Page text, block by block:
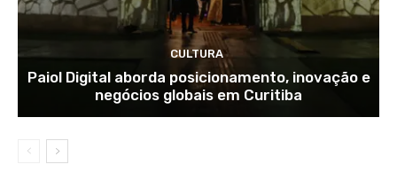
CULTURA
Paiol Digital aborda posicionamento, inovação e
negócios globais em Curitiba